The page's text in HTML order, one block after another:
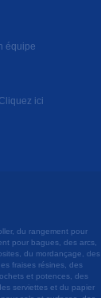
équipe
ici
du rangement pour
pour bagues, des arcs,
du mordançage, des
fraises résines, des
et potences, des
serviettes et du papier